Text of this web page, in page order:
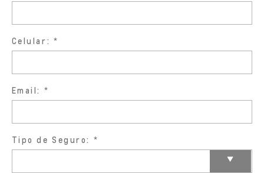
Celular:
Email:
Tipo de Seguro: